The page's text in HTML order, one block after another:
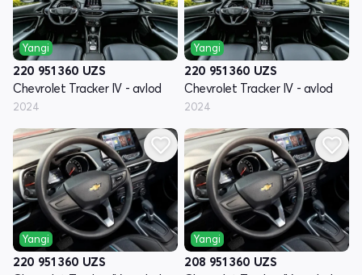
Yangi
220 951 360 UZS
Chevrolet Tracker IV - avlod
2024
Yangi
220 951 360 UZS
Chevrolet Tracker IV - avlod
2024
Yangi
220 951 360 UZS
Yangi
208 951 360 UZS